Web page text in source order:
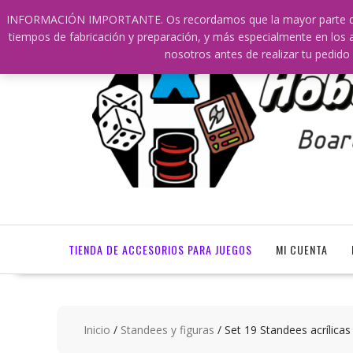
INFORMACIÓN IMPORTANTE. Os recordamos que la mayor
tiempos de fabricación y preparación, y más especialmente en
nosotros antes de realizar tu pedido
contenido
609241475 SOLO DE 10:00 a 14:00
TIENDA DE ACCESORIOS PARA JUEGOS MI CUENTA
Inicio / Standees y figuras / Set 19 Standees